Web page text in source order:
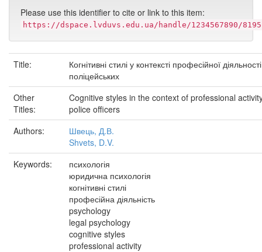
Please use this identifier to cite or link to this item:
https://dspace.lvduvs.edu.ua/handle/1234567890/8195
Title:
Когнітивні стилі у контексті професійної діяльності
поліцейських
Other
Titles:
Cognitive styles in the context of professional
police officers
Authors:
Швець, Д.В.
Shvets, D.V.
Keywords:
психологія
юридична психологія
когнітивні стилі
професійна діяльність
psychology
legal psychology
cognitive styles
professional activity